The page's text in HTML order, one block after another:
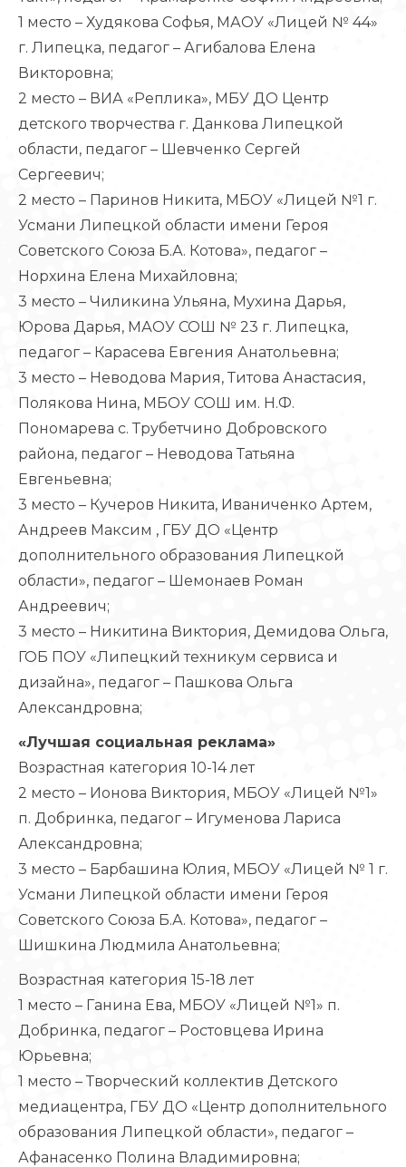
1 место – Худякова Софья, МАОУ «Лицей № 44»
г. Липецка, педагог – Агибалова Елена
Викторовна;
2 место – ВИА «Реплика», МБУ ДО Центр
детского творчества г. Данкова Липецкой
области, педагог – Шевченко Сергей
Сергеевич;
2 место – Паринов Никита, МБОУ «Лицей №1 г.
Усмани Липецкой области имени Героя
Советского Союза Б.А. Котова», педагог –
Норхина Елена Михайловна;
3 место – Чиликина Ульяна, Мухина Дарья,
Юрова Дарья, МАОУ СОШ № 23 г. Липецка,
педагог – Карасева Евгения Анатольевна;
3 место – Неводова Мария, Титова Анастасия,
Полякова Нина, МБОУ СОШ им. Н.Ф.
Пономарева с. Трубетчино Добровского
района, педагог – Неводова Татьяна
Евгеньевна;
3 место – Кучеров Никита, Иваниченко Артем,
Андреев Максим , ГБУ ДО «Центр
дополнительного образования Липецкой
области», педагог – Шемонаев Роман
Андреевич;
3 место – Никитина Виктория, Демидова Ольга,
ГОБ ПОУ «Липецкий техникум сервиса и
дизайна», педагог – Пашкова Ольга
Александровна;
«Лучшая социальная реклама»
Возрастная категория 10-14 лет
2 место – Ионова Виктория, МБОУ «Лицей №1»
п. Добринка, педагог – Игуменова Лариса
Александровна;
3 место – Барбашина Юлия, МБОУ «Лицей № 1 г.
Усмани Липецкой области имени Героя
Советского Союза Б.А. Котова», педагог –
Шишкина Людмила Анатольевна;
Возрастная категория 15-18 лет
1 место – Ганина Ева, МБОУ «Лицей №1» п.
Добринка, педагог – Ростовцева Ирина
Юрьевна;
1 место – Творческий коллектив Детского
медиацентра, ГБУ ДО «Центр дополнительного
образования Липецкой области», педагог –
Афанасенко Полина Владимировна;